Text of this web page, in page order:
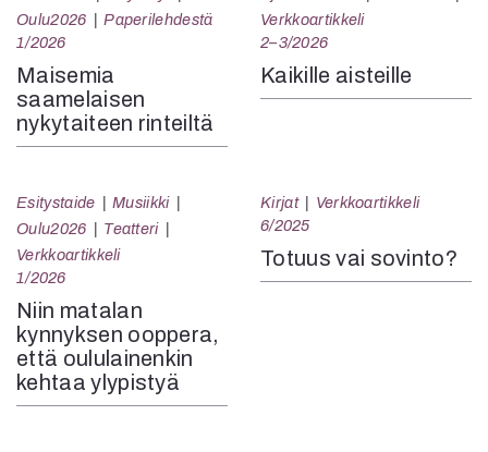
Oulu2026
Paperilehdestä
1/2026
Maisemia
saamelaisen
nykytaiteen rinteiltä
Verkkoartikkeli
2–3/2026
Kaikille aisteille
Esitystaide
Musiikki
Oulu2026
Teatteri
Verkkoartikkeli
1/2026
Niin matalan
kynnyksen ooppera,
että oululainenkin
kehtaa ylypistyä
Kirjat
Verkkoartikkeli
6/2025
Totuus vai sovinto?